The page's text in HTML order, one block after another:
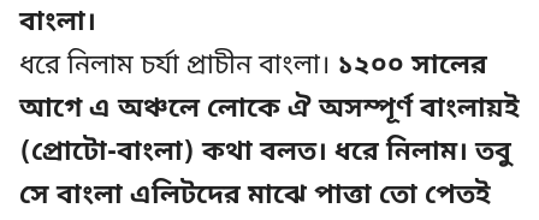
বাংলা।
ধরে নিলাম চর্যা প্রাচীন বাংলা। ১২০০ সালের
আগে এ অঞ্চলে লোকে ঐ অসম্পূর্ণ বাংলায়ই
(প্রোটো-বাংলা) কথা বলত। ধরে নিলাম। তবু
সে বাংলা এলিটদের মাঝে পাত্তা তো পেতই